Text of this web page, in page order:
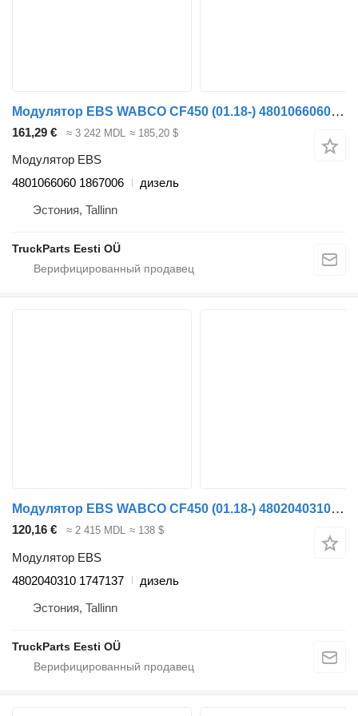
Модулятор EBS WABCO CF450 (01.18-) 4801066060 для тягача DAF CF450, CF460 (2017-)
161,29 € ≈ 3 242 MDL ≈ 185,20 $
Модулятор EBS
4801066060 1867006
дизель
Эстония, Tallinn
TruckParts Eesti OÜ
Модулятор EBS WABCO CF450 (01.18-) 4802040310 для тягача DAF CF450, CF460 (2017-)
120,16 € ≈ 2 415 MDL ≈ 138 $
Модулятор EBS
4802040310 1747137
дизель
Эстония, Tallinn
TruckParts Eesti OÜ